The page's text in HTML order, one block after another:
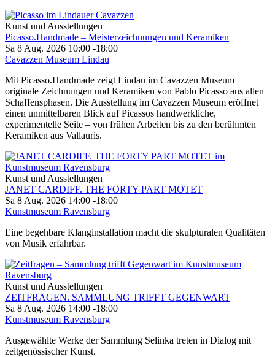
Kunst und Ausstellungen
Picasso.Handmade – Meisterzeichnungen und Keramiken
Sa 8 Aug. 2026 10:00 -18:00
Cavazzen Museum Lindau
Mit Picasso.Handmade zeigt Lindau im Cavazzen Museum
originale Zeichnungen und Keramiken von Pablo Picasso aus allen
Schaffensphasen. Die Ausstellung im Cavazzen Museum eröffnet
einen unmittelbaren Blick auf Picassos handwerkliche,
experimentelle Seite – von frühen Arbeiten bis zu den berühmten
Keramiken aus Vallauris.
Kunst und Ausstellungen
JANET CARDIFF. THE FORTY PART MOTET
Sa 8 Aug. 2026 14:00 -18:00
Kunstmuseum Ravensburg
Eine begehbare Klanginstallation macht die skulpturalen Qualitäten
von Musik erfahrbar.
Kunst und Ausstellungen
ZEITFRAGEN. SAMMLUNG TRIFFT GEGENWART
Sa 8 Aug. 2026 14:00 -18:00
Kunstmuseum Ravensburg
Ausgewählte Werke der Sammlung Selinka treten in Dialog mit
zeitgenössischer Kunst.